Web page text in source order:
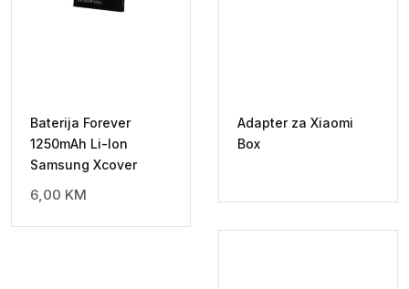
Baterija Forever
1250mAh Li-Ion
Samsung Xcover
6,00 KM
Adapter za Xiaomi
Box